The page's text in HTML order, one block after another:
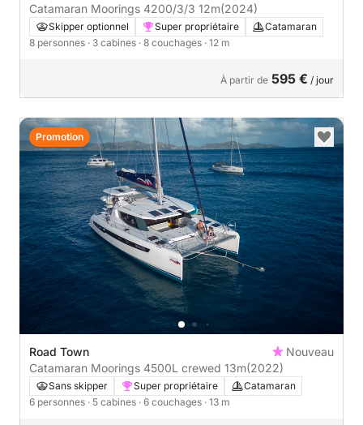
Catamaran Moorings 4200/3/3 12m(2024)
Skipper optionnel Super propriétaire
Catamaran
8 personnes · 3 cabines · 8 couchages · 12 m
À partir de 595 € / jour
Road Town
Nouveau
Catamaran Moorings 4500L crewed 13m(2022)
Sans skipper Super propriétaire
Catamaran
6 personnes · 5 cabines · 6 couchages · 13 m
Promotion